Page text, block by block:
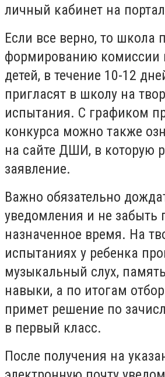
личный кабинет на
Если все верно, то школа
формированию комиссии
детей, в течение 10-12
пригласят в школу на
испытания. С графиком
конкурса можно также
на сайте ДШИ, в которую
заявление.
Важно обязательно
уведомления и не забыть
назначенное время. На
испытаниях у ребенка
музыкальный слух,
навыки, а по итогам
примет решение по
в первый класс.
После получения на